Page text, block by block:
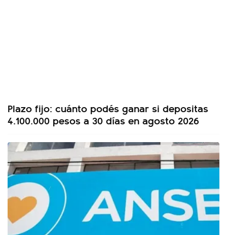
Plazo fijo: cuánto podés ganar si depositas
4.100.000 pesos a 30 días en agosto 2026